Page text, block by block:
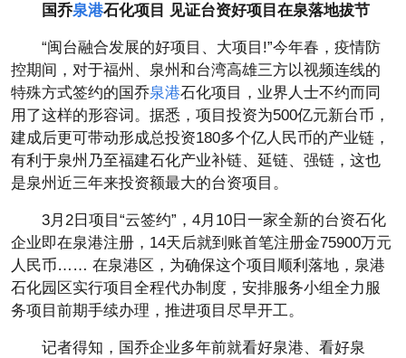
国乔泉港石化项目 见证台资好项目在泉落地拔节
“闽台融合发展的好项目、大项目!”今年春，疫情防
控期间，对于福州、泉州和台湾高雄三方以视频连线的
特殊方式签约的国乔泉港石化项目，业界人士不约而同
用了这样的形容词。据悉，项目投资为500亿元新台币，
建成后更可带动形成总投资180多个亿人民币的产业链，
有利于泉州乃至福建石化产业补链、延链、强链，这也
是泉州近三年来投资额最大的台资项目。
3月2日项目“云签约”，4月10日一家全新的台资石化
企业即在泉港注册，14天后就到账首笔注册金75900万元
人民币…… 在泉港区，为确保这个项目顺利落地，泉港
石化园区实行项目全程代办制度，安排服务小组全力服
务项目前期手续办理，推进项目尽早开工。
记者得知，国乔企业多年前就看好泉港、看好泉